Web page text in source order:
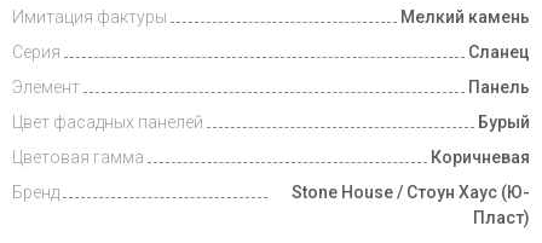
Имитация фактуры
Мелкий камень
Серия
Сланец
Элемент
Панель
Цвет фасадных панелей
Бурый
Цветовая гамма
Коричневая
Бренд
Stone House / Стоун Хаус (Ю-
Пласт)